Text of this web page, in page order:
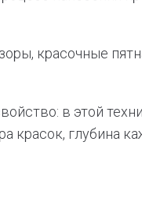
красочные
в этой
красок, глубина